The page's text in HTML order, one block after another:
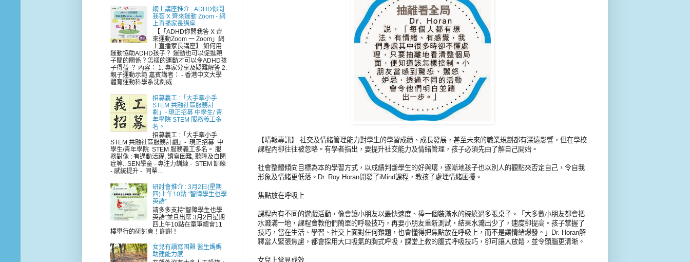
【晴報專訊】 社交及情緒管理能力對學生的學習成績、成長發展，甚至未來的職業規劃都有深遠影響，但在學校
課程內卻往往被忽略。有學者指出，要提升社交能力及情緒管理，孩子必須先由了解自己開始。
社會整體傾向目標為本的學習方式，以成績判斷學生的好與壞，逐漸地孩子也以別人的觀點來否定自己，令自我
形象及情緒更低落。Dr. Roy Horan開發了iMind課程，教孩子處理情緒困擾。
焦點放在呼吸上
課程內有不同的遊戲活動，像會讓小朋友以最快速度、捧一個裝滿水的碗繞過多張桌子。「大多數小朋友都會把
水濺滿一地，課程會教他們簡單的呼吸技巧，再要小朋友重新測試，結果水濺出少了，速度卻提高。孩子掌握了
技巧，當在生活、學習、社交上面對任何難題，也會懂得把焦點放在呼吸上，而不是讓情緒爆發。」Dr. Horan解
釋當人緊張焦慮，都會採用大口吸氣的胸式呼吸，課堂上教的腹式呼吸技巧，卻可讓人放鬆，並令頭腦更清晰。
女兒上堂見成效
網上講座推介 : ADHD你問
我答 X 齊來運動 Zoom - 網
上直播家長講座
【「ADHD你問我答 X 齊
來運動Zoom 一 Zoom」網
上直播家長講座】 如何用
運動協助ADHD孩子？ 運動也可以促進親
子間的關係？怎樣的運動才可以令ADHD孩
子得益 ？ 內容： 1. 專家分享及疑難解答 2.
親子運動示範 嘉賓講者： - 香港中文大學
體育運動科學系沈劍威...
招募義工 :「大手牽小手
STEM 共融社區服務計
劃」- 現正招募 中學生/ 青
年學院 STEM 服務義工多
名。
招募義工 :「大手牽小手
STEM 共融社區服務計劃」- 現正招募 中
學生/青年學院 STEM 服務義工多名。 服
務對像 : 有過動活躍, 讀寫困難, 聽障及自閉
症等.. SEN學童 - 專注力訓練 - STEM 訓練
- 感統提升 - 同輩...
研討會推介 : 3月2日(星期
四)上午10點 “智障學生也學
英語”
請多多支持“智障學生也學
英語”並且出席 3月2日星期
四上午10點在童軍總會11
樓舉行的研討會！謝謝！
女兒有讀寫困難 醫生媽媽
助建能力感